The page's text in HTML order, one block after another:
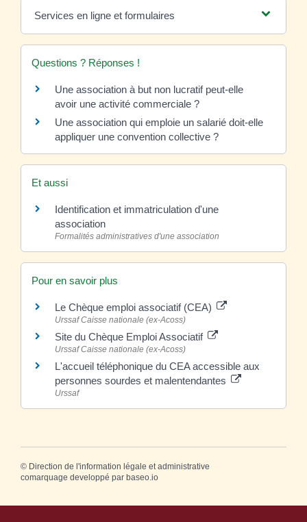
Services en ligne et formulaires
Questions ? Réponses !
Une association à but non lucratif peut-elle
avoir une activité commerciale ?
Une association qui emploie un salarié doit-elle
appliquer une convention collective ?
Et aussi
Identification et immatriculation d'une
association
Formalités administratives d'une association
Pour en savoir plus
Le Chèque emploi associatif (CEA)
Urssaf Caisse nationale (ex-Acoss)
Site du Chèque Emploi Associatif
Urssaf Caisse nationale (ex-Acoss)
L'accueil téléphonique du CEA accessible aux
personnes sourdes et malentendantes
Urssaf
© Direction de l'information légale et administrative
comarquage developpé par baseo.io